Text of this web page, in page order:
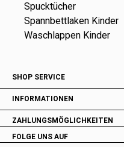
Spucktücher
Spannbettlaken Kinder
Waschlappen Kinder
SHOP SERVICE
INFORMATIONEN
ZAHLUNGSMÖGLICHKEITEN
FOLGE UNS AUF